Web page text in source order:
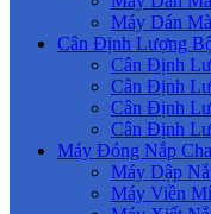
Máy Dán
Cân Định Lượng
Cân Định
Cân Định
Cân Định
Cân Định
Máy Đóng Nắp
Máy Dập
Máy Viền